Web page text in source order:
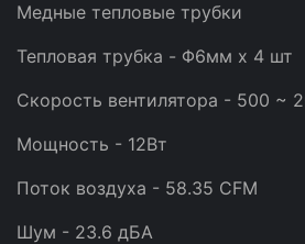
Медные тепловые трубки
Тепловая трубка - Φ6мм x 4 шт
Скорость вентилятора - 500 ~
Мощность - 12Вт
Поток воздуха - 58.35 CFM
Шум - 23.6 дБА